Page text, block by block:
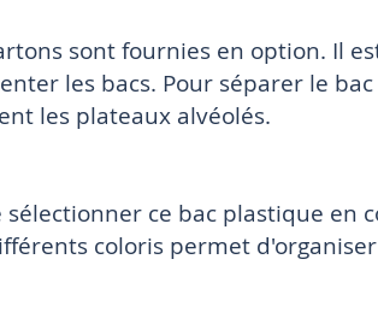
sont fournies en option. Il
les bacs. Pour séparer le
les plateaux alvéolés.
ce bac plastique en
coloris permet